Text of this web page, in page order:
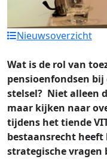
Wat is de rol van
pensioenfondsen
stelsel? Niet alleen
maar kijken naar
tijdens het tiende
bestaansrecht heeft
strategische vragen
Nieuwsoverzicht